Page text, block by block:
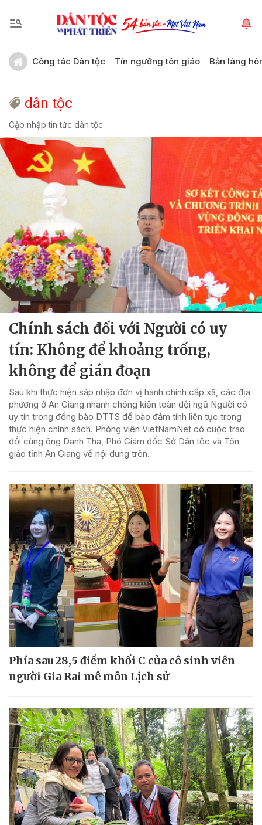
Công tác Dân tộc Tín ngưỡng tôn giáo Bản làng
dân tộc
Cập nhập tin tức dân tộc
Chính sách đối với Người có uy
tín: Không để khoảng trống,
không để gián đoạn
Sau khi thực hiện sáp nhập đơn vị hành chính cấp xã, các địa
phương ở An Giang nhanh chóng kiện toàn đội ngũ Người có
uy tín trong đồng bào DTTS để bảo đảm tính liên tục trong
thực hiện chính sách. Phóng viên VietNamNet có cuộc trao
đổi cùng ông Danh Tha, Phó Giám đốc Sở Dân tộc và Tôn
giáo tỉnh An Giang về nội dung trên.
Phía sau 28,5 điểm khối C của cô sinh viên
người Gia Rai mê môn Lịch sử